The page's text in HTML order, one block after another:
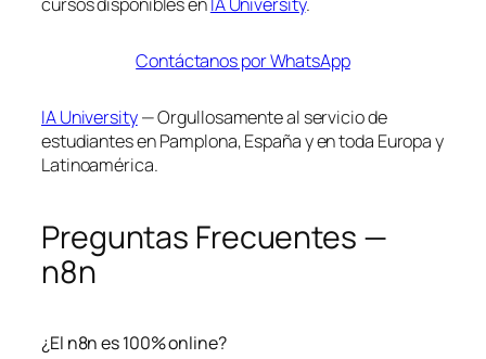
Contáctanos por WhatsApp
IA University— Orgullosamente al servicio de
estudiantes en Pamplona, España y en toda Europa y
Latinoamérica.
Preguntas Frecuentes —
n8n
¿El n8n es 100% online?